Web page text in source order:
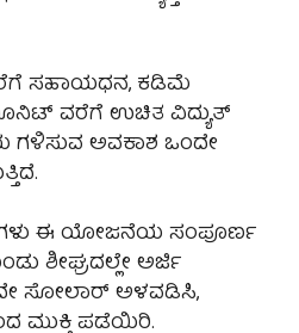
ಸಹಾಯಧನ, ಕಡಿಮೆ
ವರೆಗೆ ಉಚಿತ ವಿದ್ಯುತ್
ಗಳಿಸುವ ಅವಕಾಶ ಒಂದೇ
ಈ ಯೋಜನೆಯ ಸಂಪೂರ್ಣ
ಶೀಘ್ರದಲ್ಲೇ ಅರ್ಜಿ
ಸೋಲಾರ್ ಅಳವಡಿಸಿ,
ಮುಕ್ತಿ ಪಡೆಯಿರಿ.